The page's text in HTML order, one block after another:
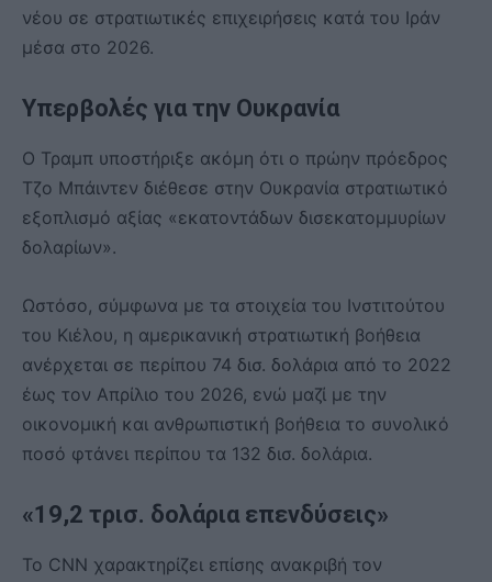
νέου σε στρατιωτικές επιχειρήσεις κατά του Ιράν
μέσα στο 2026.
Υπερβολές για την Ουκρανία
Ο Τραμπ υποστήριξε ακόμη ότι ο πρώην πρόεδρος
Τζο Μπάιντεν διέθεσε στην Ουκρανία στρατιωτικό
εξοπλισμό αξίας «εκατοντάδων δισεκατομμυρίων
δολαρίων».
Ωστόσο, σύμφωνα με τα στοιχεία του Ινστιτούτου
του Κιέλου, η αμερικανική στρατιωτική βοήθεια
ανέρχεται σε περίπου 74 δισ. δολάρια από το 2022
έως τον Απρίλιο του 2026, ενώ μαζί με την
οικονομική και ανθρωπιστική βοήθεια το συνολικό
ποσό φτάνει περίπου τα 132 δισ. δολάρια.
«19,2 τρισ. δολάρια επενδύσεις»
Το CNN χαρακτηρίζει επίσης ανακριβή τον